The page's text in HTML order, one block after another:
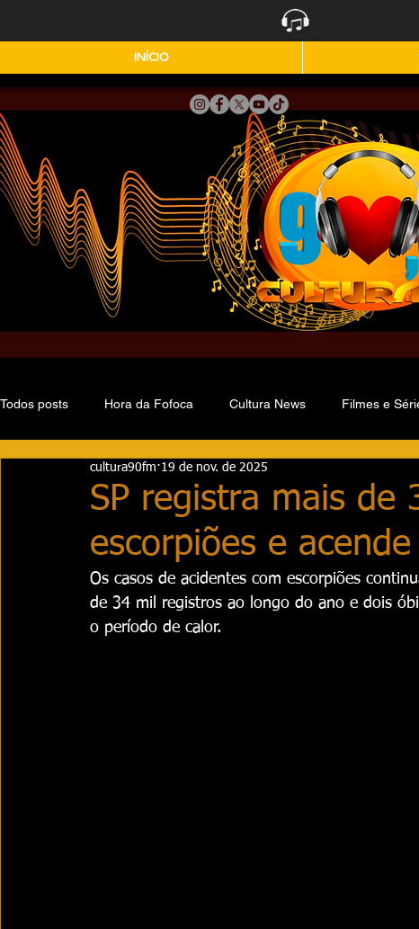
INÍCIO
Todos posts Hora da Fofoca Cultura News Filmes e
SP registra mais de
escorpiões e
cultura90fm 19 de nov. de 2025
Os casos de acidentes com escorpiões
de 34 mil registros ao longo do ano e dois
o período de calor.